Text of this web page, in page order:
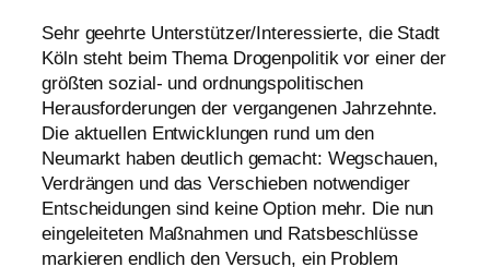
Sehr geehrte Unterstützer/Interessierte, die Stadt
Köln steht beim Thema Drogenpolitik vor einer der
größten sozial- und ordnungspolitischen
Herausforderungen der vergangenen Jahrzehnte.
Die aktuellen Entwicklungen rund um den
Neumarkt haben deutlich gemacht: Wegschauen,
Verdrängen und das Verschieben notwendiger
Entscheidungen sind keine Option mehr. Die nun
eingeleiteten Maßnahmen und Ratsbeschlüsse
markieren endlich den Versuch, ein Problem